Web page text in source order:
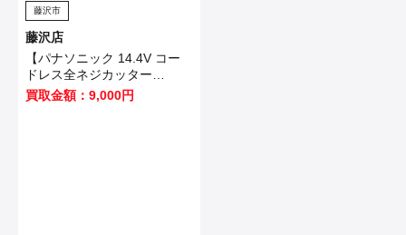
藤沢市
藤沢店
【パナソニック 14.4V コー
ドレス全ネジカッター
EZ4540LZ2S-B 】藤沢市の
お客様から買取させていただ
買取金額：9,000円